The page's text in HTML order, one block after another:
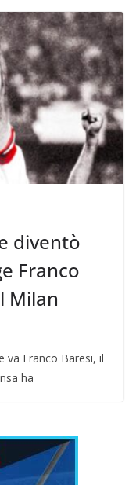
diventò
Franco
Milan
va Franco Baresi, il
ha